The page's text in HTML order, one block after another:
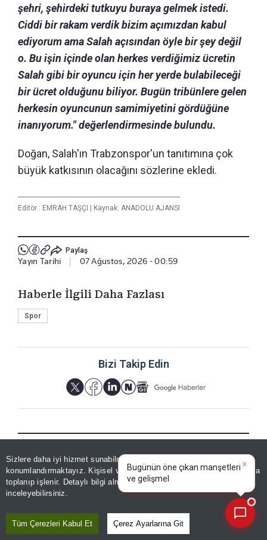
Sizlere daha iyi hizmet sunabilmek adına sitemizde
konumlandırmaktayız. Kişisel verileriniz, KVKK ve GDPR kapsamında
toplanıp işlenir. Detaylı bilgi almak içinAydınlatma Metnimizi
inceleyebilirsiniz.
Tüm Çerezleri Kabul Et Çerez Ayarlarına Git
şehri, şehirdeki tutkuyu buraya gelmek istedi.
Ciddi bir rakam verdik bizim açımızdan kabul
ediyorum ama Salah açısından öyle bir şey değil
o. Bu işin içinde olan herkes verdiğimiz ücretin
Salah gibi bir oyuncu için her yerde bulabileceği
bir ücret olduğunu biliyor. Bugün tribünlere gelen
herkesin oyuncunun samimiyetini gördüğüne
inanıyorum." değerlendirmesinde bulundu.
Doğan, Salah'ın Trabzonspor'un tanıtımına çok
büyük katkısının olacağını sözlerine ekledi.
Editör : EMRAH TAŞÇI | Kaynak: ANADOLU AJANSI
Paylaş
Yayın Tarihi 07 Ağustos, 2026 - 00:59
Haberle İlgili Daha Fazlası
Spor
Bizi Takip Edin
YORUMLAR
Yorum için giriş yapın
×
Bugünün öne çıkan manşetleri
ve gelişmeleri neler?